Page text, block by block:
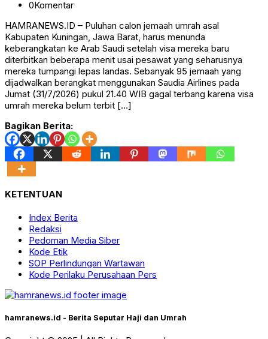
0Komentar
HAMRANEWS.ID – Puluhan calon jemaah umrah asal
Kabupaten Kuningan, Jawa Barat, harus menunda
keberangkatan ke Arab Saudi setelah visa mereka baru
diterbitkan beberapa menit usai pesawat yang seharusnya
mereka tumpangi lepas landas. Sebanyak 95 jemaah yang
dijadwalkan berangkat menggunakan Saudia Airlines pada
Jumat (31/7/2026) pukul 21.40 WIB gagal terbang karena visa
umrah mereka belum terbit […]
Bagikan Berita:
KETENTUAN
Index Berita
Redaksi
Pedoman Media Siber
Kode Etik
SOP Perlindungan Wartawan
Kode Perilaku Perusahaan Pers
hamranews.id - Berita Seputar Haji dan Umrah